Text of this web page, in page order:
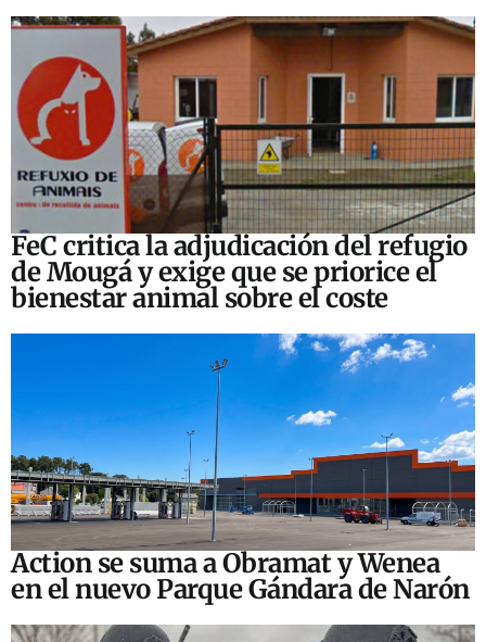
FeC critica la adjudicación del refugio
de Mougá y exige que se priorice el
bienestar animal sobre el coste
Action se suma a Obramat y Wenea
en el nuevo Parque Gándara de Narón